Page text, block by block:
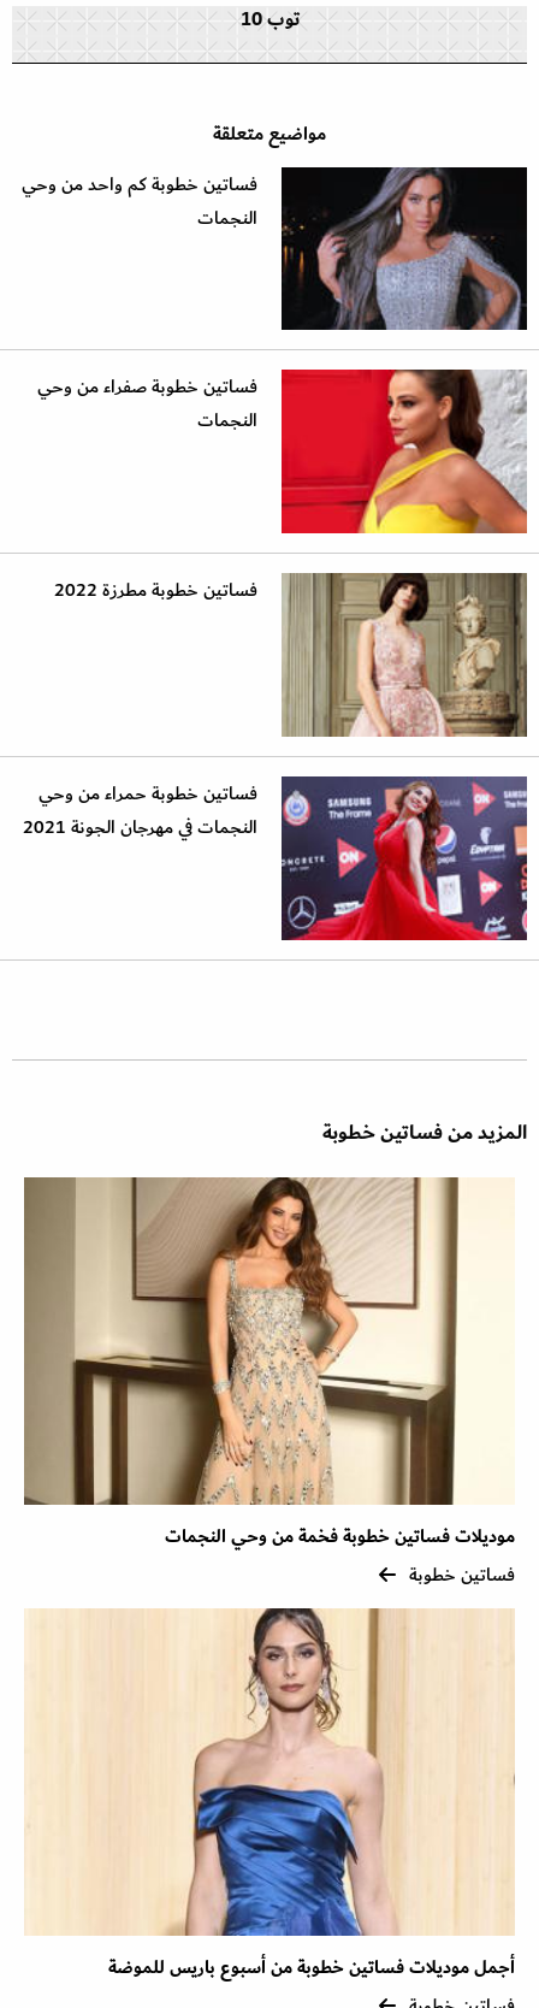
توب 10
مواضيع متعلقة
فساتين خطوبة كم واحد من وحي
النجمات
فساتين خطوبة صفراء من وحي
النجمات
فساتين خطوبة مطرزة 2022
فساتين خطوبة حمراء من وحي
النجمات في مهرجان الجونة 2021
المزيد من فساتين خطوبة
موديلات فساتين خطوبة فخمة من وحي النجمات
فساتين خطوبة
أجمل موديلات فساتين خطوبة من أسبوع باريس للموضة